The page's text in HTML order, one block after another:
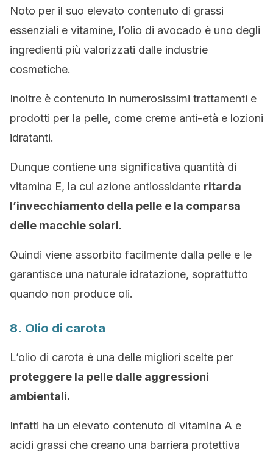
Noto per il suo elevato contenuto di grassi
essenziali e vitamine, l’olio di avocado è uno degli
ingredienti più valorizzati dalle industrie
cosmetiche.
Inoltre è contenuto in numerosissimi trattamenti e
prodotti per la pelle, come creme anti-età e lozioni
idratanti.
Dunque contiene una significativa quantità di
vitamina E, la cui azione antiossidante ritarda
l’invecchiamento della pelle e la comparsa
delle macchie solari.
Quindi viene assorbito facilmente dalla pelle e le
garantisce una naturale idratazione, soprattutto
quando non produce oli.
8. Olio di carota
L’olio di carota è una delle migliori scelte per
proteggere la pelle dalle aggressioni
ambientali.
Infatti ha un elevato contenuto di vitamina A e
acidi grassi che creano una barriera protettiva